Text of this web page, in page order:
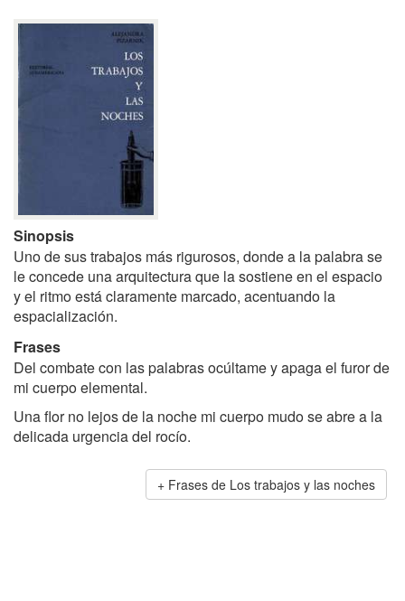
Sinopsis
Uno de sus trabajos más rigurosos, donde a la palabra se
le concede una arquitectura que la sostiene en el espacio
y el ritmo está claramente marcado, acentuando la
espacialización.
Frases
Del combate con las palabras ocúltame y apaga el furor de
mi cuerpo elemental.
Una flor no lejos de la noche mi cuerpo mudo se abre a la
delicada urgencia del rocío.
Frases de Los trabajos y las noches